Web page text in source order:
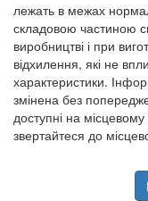
лежать в межах
складовою частиною
виробництві і при
відхилення, які не
характеристики.
змінена без
доступні на
звертайтеся до